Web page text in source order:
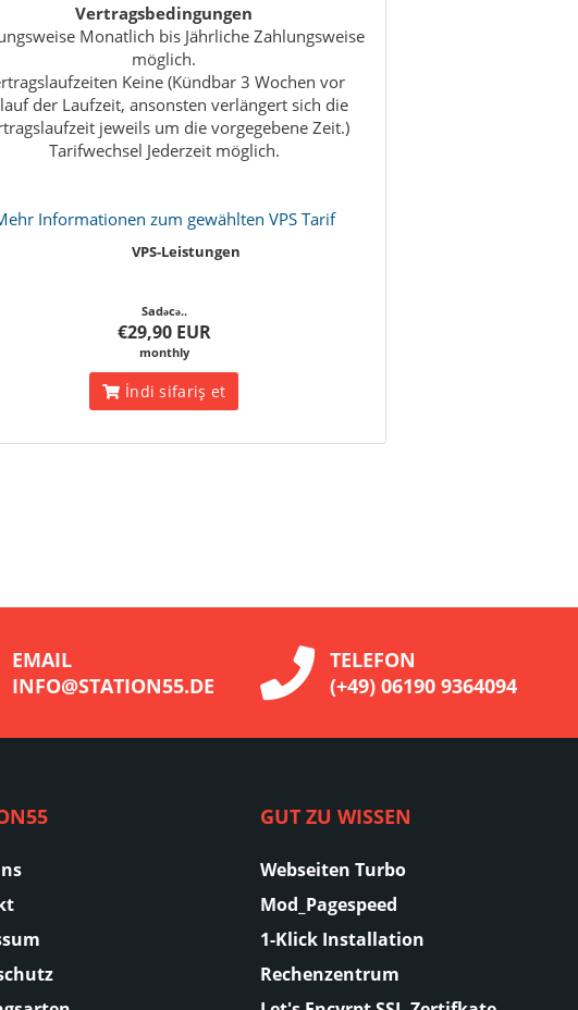
Vertragsbedingungen
Monatlich bis Jährliche Zahlungsweise
möglich.
Keine (Kündbar 3 Wochen vor
der Laufzeit, ansonsten verlängert sich die
jeweils um die vorgegebene Zeit.)
Tarifwechsel Jederzeit möglich.
Informationen zum gewählten VPS Tarif
VPS-Leistungen
Sadəcə..
€29,90 EUR
monthly
İndi sifariş et
EMAIL
INFO@STATION55.DE
TELEFON
(+49) 06190 9364094
GUT ZU WISSEN
Webseiten Turbo
Mod_Pagespeed
1-Klick Installation
Rechenzentrum